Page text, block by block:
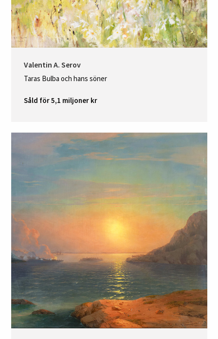
Valentin A. Serov
Taras Bulba och hans söner
Såld för 5,1 miljoner kr